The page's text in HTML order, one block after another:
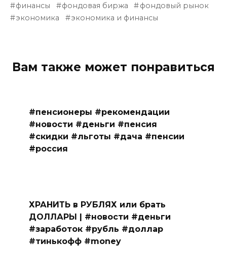
финансы
фондовая биржа
фондовый рынок
экономика
экономика и финансы
Вам также может понравиться
#пенсионеры #рекомендации
#новости #деньги #пенсия
#скидки #льготы #дача #пенсии
#россия
ХРАНИТЬ в РУБЛЯХ или брать
ДОЛЛАРЫ | #новости #деньги
#заработок #рубль #доллар
#тинькофф #money